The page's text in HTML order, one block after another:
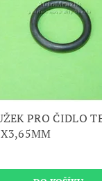
PRO ČIDLO